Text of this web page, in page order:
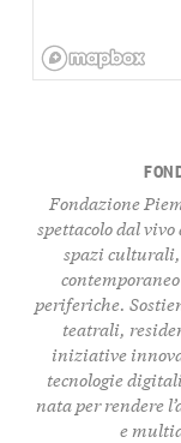
Fondazione
spettacolo dal
spazi
contemporaneo
periferiche.
teatrali,
iniziative
tecnologie
nata per rendere
e